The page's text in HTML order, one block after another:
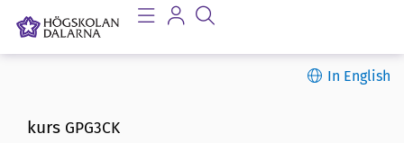
In English
kurs GPG3CK